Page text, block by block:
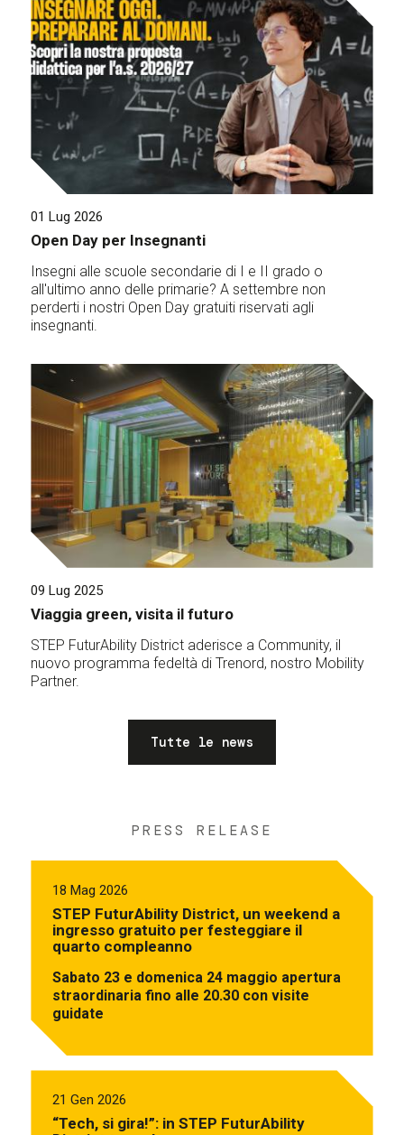
01 Lug 2026
Open Day per Insegnanti
Insegni alle scuole secondarie di I e II grado o
all'ultimo anno delle primarie? A settembre non
perderti i nostri Open Day gratuiti riservati agli
insegnanti.
09 Lug 2025
Viaggia green, visita il futuro
STEP FuturAbility District aderisce a Community, il
nuovo programma fedeltà di Trenord, nostro Mobility
Partner.
Tutte le news
PRESS RELEASE
18 Mag 2026
STEP FuturAbility District, un weekend a
ingresso gratuito per festeggiare il
quarto compleanno
Sabato 23 e domenica 24 maggio apertura
straordinaria fino alle 20.30 con visite
guidate
21 Gen 2026
“Tech, si gira!”: in STEP FuturAbility